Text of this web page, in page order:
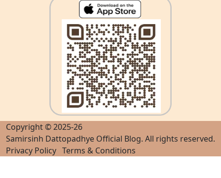
Copyright © 2025-26
Samirsinh Dattopadhye Official Blog. All rights reserved.
Privacy Policy Terms & Conditions